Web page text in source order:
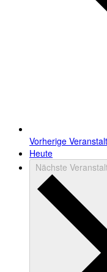
Vorherige
Heute
Nächste